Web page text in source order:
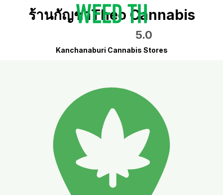
ร้านกัญชาTheo Cannabis
5.0
Kanchanaburi Cannabis Stores